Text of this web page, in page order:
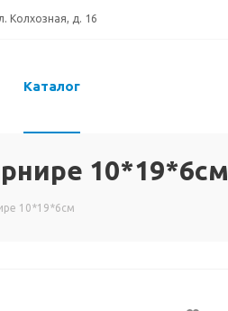
Колхозная, д. 16
Каталог
10*19*6см
10*19*6см